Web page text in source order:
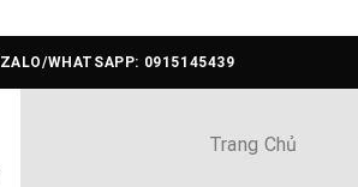
ZALO/WHATSAPP: 0915145439
Trang Chủ